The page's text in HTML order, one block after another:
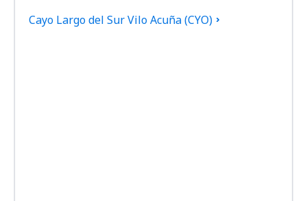
Cayo Largo del Sur Vilo Acuña (CYO)